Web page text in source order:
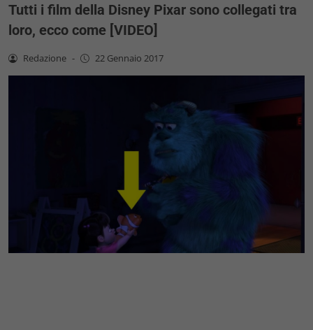
Tutti i film della Disney Pixar sono collegati tra
loro, ecco come [VIDEO]
Redazione - 22 Gennaio 2017